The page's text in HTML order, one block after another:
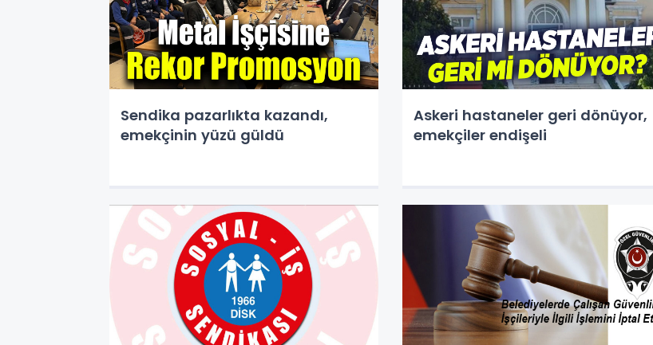
Sendika pazarlıkta kazandı,
emekçinin yüzü güldü
Askeri hastaneler geri dönüyor,
emekçiler endişeli